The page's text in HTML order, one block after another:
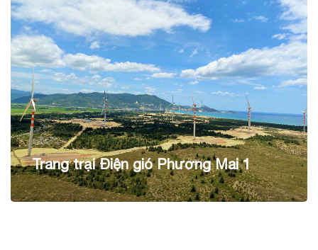
Trang trại Điện gió Phương Mai 1